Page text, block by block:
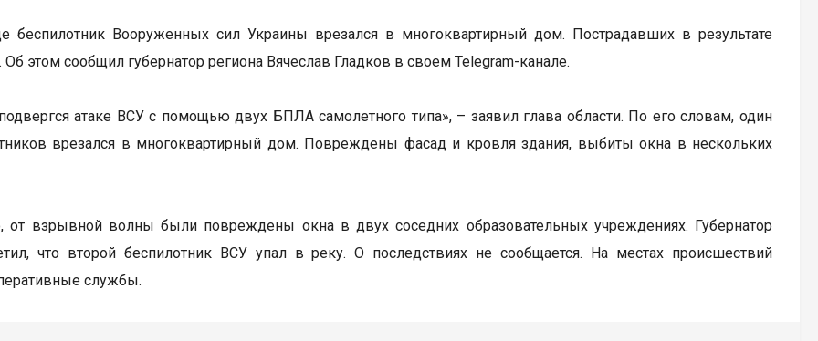
беспилотник Вооруженных сил Украины врезался в многоквартирный дом. Пострадавших в результате
этом сообщил губернатор региона Вячеслав Гладков в своем Telegram-канале.
атаке ВСУ с помощью двух БПЛА самолетного типа», – заявил глава области. По его словам, один
врезался в многоквартирный дом. Повреждены фасад и кровля здания, выбиты окна в нескольких
от взрывной волны были повреждены окна в двух соседних образовательных учреждениях. Губернатор
что второй беспилотник ВСУ упал в реку. О последствиях не сообщается. На местах происшествий
службы.